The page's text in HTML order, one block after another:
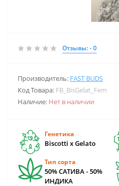
Отзывы: - 0
Производитель: FAST BUDS
Код Товара: FB_BisGelat_Fem
Наличие: Нет в наличии
Генетика
Biscotti x Gelato
Тип сорта
50% САТИВА - 50%
ИНДИКА